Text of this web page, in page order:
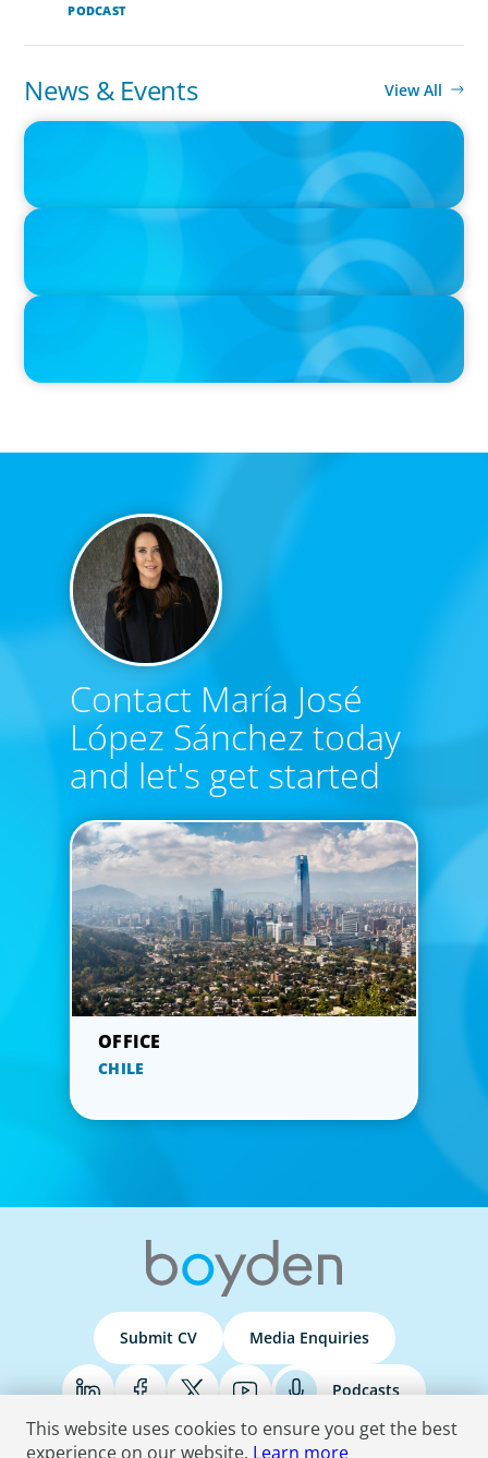
PODCAST
News & Events View All
IN THE MEDIA
The $400,000 Chief of Staff Is the CEO’s Secret Weapon in the AI
IN THE MEDIA
Activists Are Coming for CEOs, Boards on Succession Planning
IN THE MEDIA
CFO-to-CEO pipeline will likely taper on economic upswing:
Contact María José
López Sánchez today
and let's get started
CHILE
Submit CV Media Enquiries
Podcasts
This website uses cookies to ensure you get the best
experience on our website. Learn more